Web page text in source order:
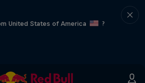
United States of America
?